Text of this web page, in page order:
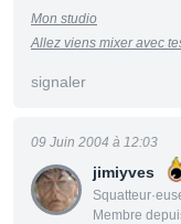
Mon studio
Allez viens mixer avec
signaler
jimiyves
Membre
09 Juin 2004 à 12:03